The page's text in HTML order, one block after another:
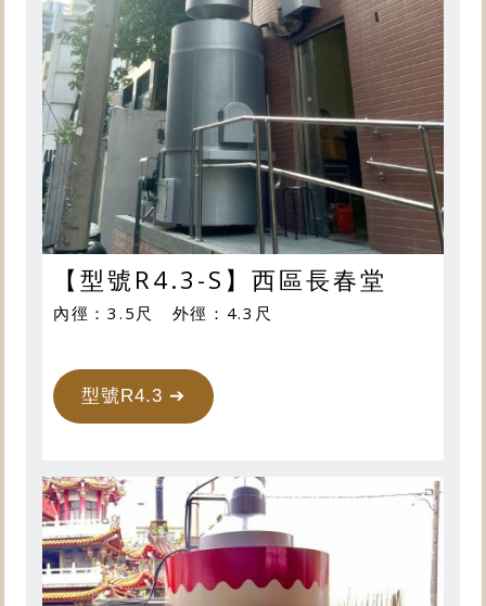
【型號R4.3-S】西區長春堂
內徑：3.5尺 外徑：4.3尺
型號R4.3 ➔